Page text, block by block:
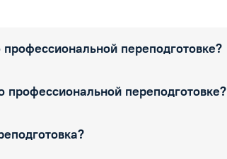
переподготовке?
переподготовке?